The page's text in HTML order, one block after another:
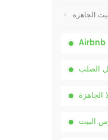
الجاهزة
Airbnb
الصلب
الجاهزة
البيت